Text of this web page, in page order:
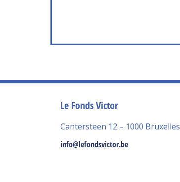
Le Fonds Victor
Cantersteen 12 – 1000 Bruxelles
info@lefondsvictor.be